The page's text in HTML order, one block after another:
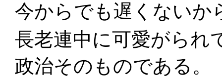
今からでも遅くないか
長老連中に可愛がられ
政治そのものである。